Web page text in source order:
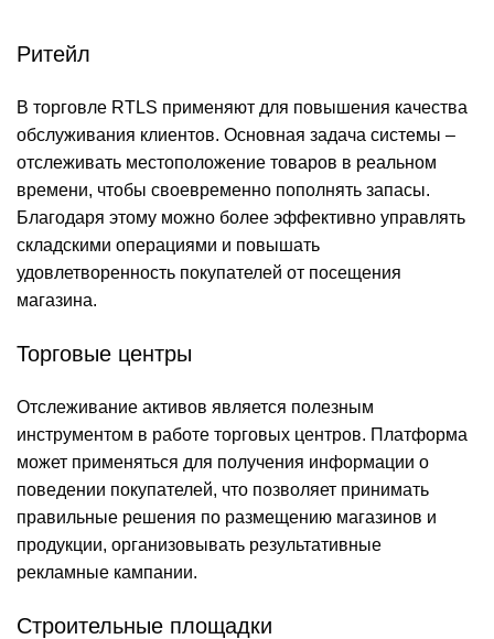
Ритейл
В торговле RTLS применяют для повышения качества
обслуживания клиентов. Основная задача системы –
отслеживать местоположение товаров в реальном
времени, чтобы своевременно пополнять запасы.
Благодаря этому можно более эффективно управлять
складскими операциями и повышать
удовлетворенность покупателей от посещения
магазина.
Торговые центры
Отслеживание активов является полезным
инструментом в работе торговых центров. Платформа
может применяться для получения информации о
поведении покупателей, что позволяет принимать
правильные решения по размещению магазинов и
продукции, организовывать результативные
рекламные кампании.
Строительные площадки